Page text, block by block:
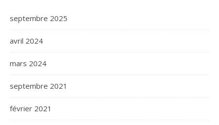
septembre 2025
avril 2024
mars 2024
septembre 2021
février 2021